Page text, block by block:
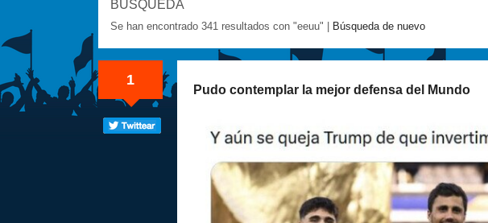
BÚSQUEDA
Se han encontrado 341 resultados con "eeuu" | Búsqueda de nuevo
1
Pudo contemplar la mejor defensa del Mundo